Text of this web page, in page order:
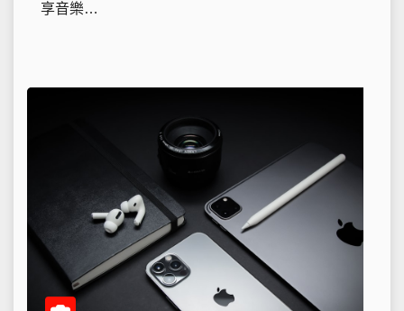
享音樂…